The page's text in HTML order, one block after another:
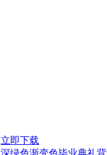
立即下载
深绿色渐变色毕业典礼